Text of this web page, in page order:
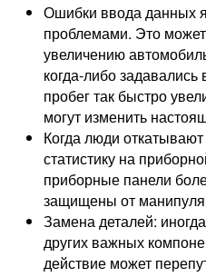
Ошибки ввода данных
проблемами. Это
увеличению
когда-либо
пробег так быстро
могут изменить
Когда люди
статистику на
приборные панели
защищены от
Замена деталей:
других важных
действие может